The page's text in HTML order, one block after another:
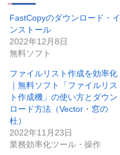
FastCopyのダウンロード・イ
ンストール
2022年12月8日
無料ソフト
ファイルリスト作成を効率化
｜無料ソフト「ファイルリス
ト作成機」の使い方とダウン
ロード方法（Vector・窓の
杜）
2022年11月23日
業務効率化ツール・操作